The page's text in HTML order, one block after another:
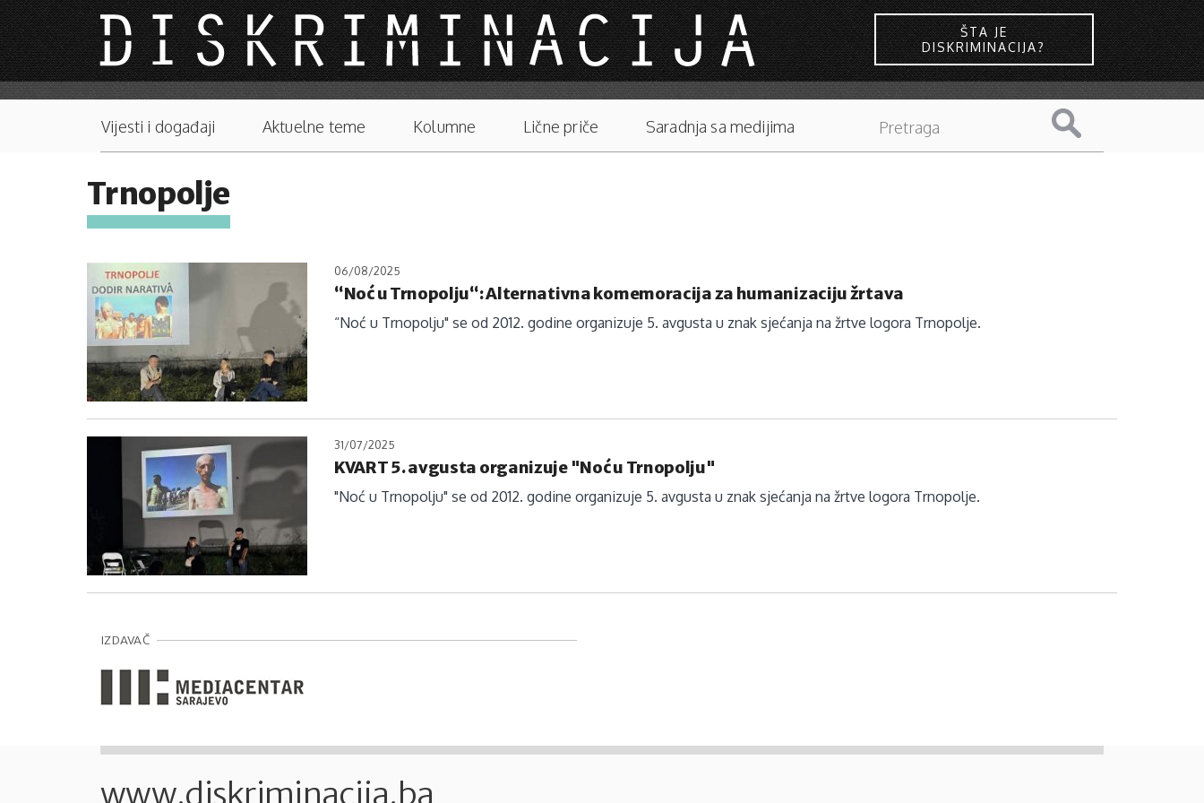
Skip to main content
ŠTA JE
DISKRIMINACIJA?
Main menu
Vijesti i događaji Aktuelne teme Kolumne Lične priče Saradnja sa medijima
Trnopolje
06/08/2025
“Noć u Trnopolju“: Alternativna komemoracija za humanizaciju žrtava
“Noć u Trnopolju" se od 2012. godine organizuje 5. avgusta u znak sjećanja na žrtve logora Trnopolje.
31/07/2025
KVART 5. avgusta organizuje "Noć u Trnopolju"
"Noć u Trnopolju" se od 2012. godine organizuje 5. avgusta u znak sjećanja na žrtve logora Trnopolje.
IZDAVAČ
www.diskriminacija.ba